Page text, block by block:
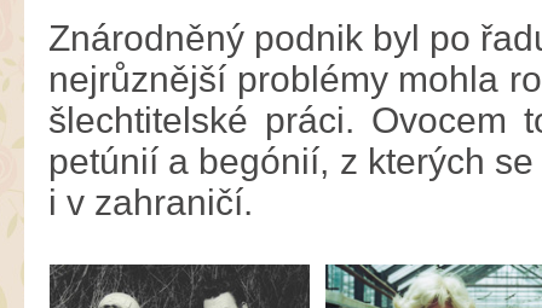
Znárodněný podnik byl po
nejrůznější problémy mohla
šlechtitelské práci. Ovocem
petúnií a begónií, z kterých
i v zahraničí.